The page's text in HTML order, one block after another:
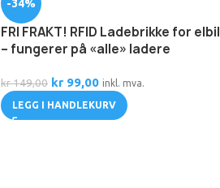
-34%
FRI FRAKT! RFID Ladebrikke for elbil
– fungerer på «alle» ladere
kr149,00 kr 99,00 inkl. mva.
LEGG I HANDLEKURV